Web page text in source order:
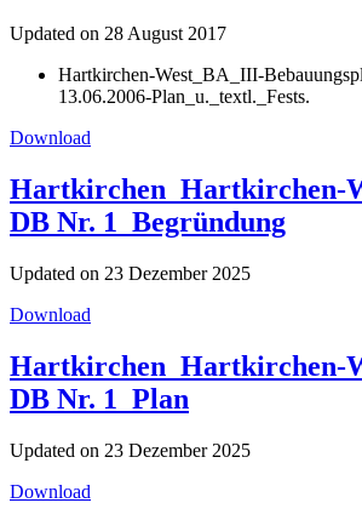
Updated on 28 August 2017
Hartkirchen-West_BA_III-
13.06.2006-Plan_u._textl._Fests.
Download
Hartkirchen_Hartkirchen-
DB Nr. 1_Begründung
Updated on 23 Dezember 2025
Download
Hartkirchen_Hartkirchen-
DB Nr. 1_Plan
Updated on 23 Dezember 2025
Download